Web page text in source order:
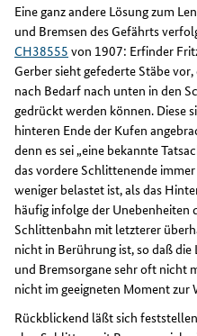
Eine ganz andere Lösung zum
und Bremsen des Gefährts
CH38555 von 1907: Erfinder
Gerber sieht gefederte Stäbe vor,
nach Bedarf nach unten in den
gedrückt werden können. Diese
hinteren Ende der Kufen
denn es sei „eine bekannte
das vordere Schlittenende
weniger belastet ist, als das
häufig infolge der Unebenheiten
Schlittenbahn mit letzterer
nicht in Berührung ist, so daß die
und Bremsorgane sehr oft nicht
nicht im geeigneten Moment zur
Rückblickend läßt sich